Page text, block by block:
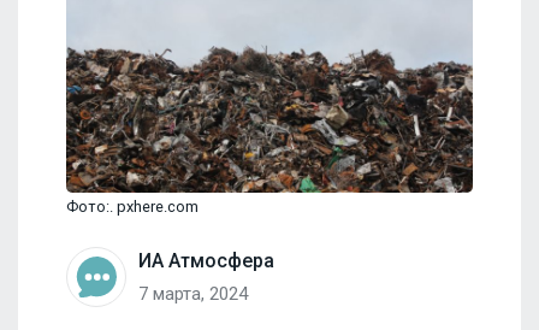
Фото:. pxhere.com
ИА Атмосфера
7 марта, 2024